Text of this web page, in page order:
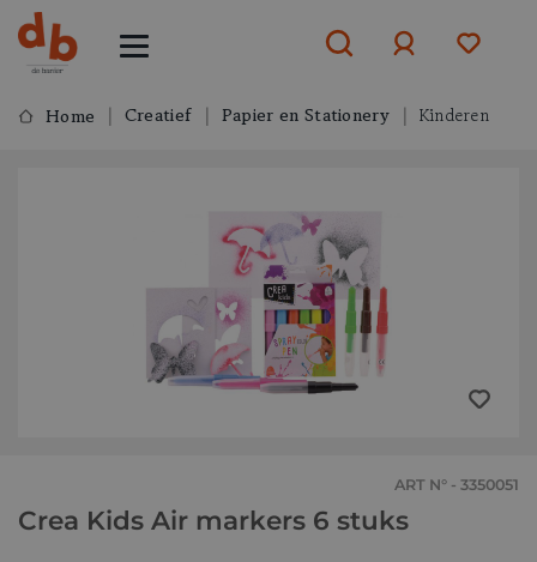
aanmelden
Home Creatief Papier en Stationery Kinderen
ART N° - 3350051
Crea Kids Air markers 6 stuks